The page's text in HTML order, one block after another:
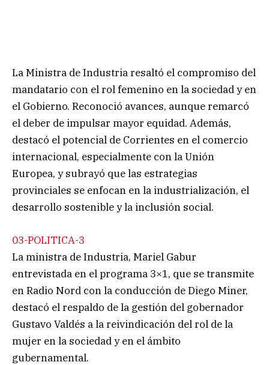
La Ministra de Industria resaltó el compromiso del
mandatario con el rol femenino en la sociedad y en
el Gobierno. Reconoció avances, aunque remarcó
el deber de impulsar mayor equidad. Además,
destacó el potencial de Corrientes en el comercio
internacional, especialmente con la Unión
Europea, y subrayó que las estrategias
provinciales se enfocan en la industrialización, el
desarrollo sostenible y la inclusión social.
03-POLITICA-3
La ministra de Industria, Mariel Gabur
entrevistada en el programa 3×1, que se transmite
en Radio Nord con la conducción de Diego Miner,
destacó el respaldo de la gestión del gobernador
Gustavo Valdés a la reivindicación del rol de la
mujer en la sociedad y en el ámbito
gubernamental.